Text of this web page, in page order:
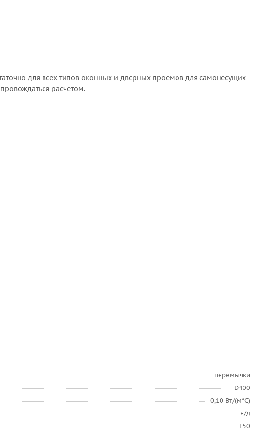
для всех типов оконных и дверных проемов для самонесущих
расчетом.
перемычки
D400
0,10 Вт/(м°C)
н/д
F50